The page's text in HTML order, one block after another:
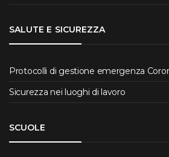
SALUTE E SICUREZZA
Protocolli di gestione emergenza
Sicurezza nei luoghi di lavoro
SCUOLE